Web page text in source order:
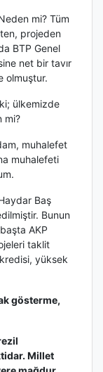
mi? Tüm
projeden
BTP Genel
net bir tavır
olmuştur.
ülkemizde
mi?
muhalefet
muhalefeti
Baş
Bunun
AKP
taklit
yüksek
gösterme,
Millet